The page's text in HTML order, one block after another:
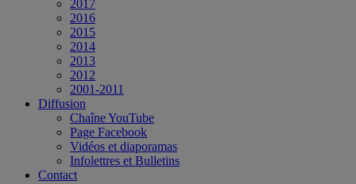
2017
2016
2015
2014
2013
2012
2001-2011
Diffusion
Chaîne YouTube
Page Facebook
Vidéos et diaporamas
Infolettres et Bulletins
Contact